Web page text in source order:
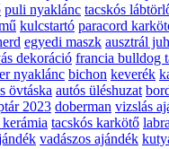
puli nyaklánc tacskós
kulcstartó paracord
egyedi maszk ausztrál
dekoráció francia bulldog
nyaklánc bichon keverék
övtáska autós üléshuzat
2023 doberman vizslás
tacskós karkötő
vadászos ajándék